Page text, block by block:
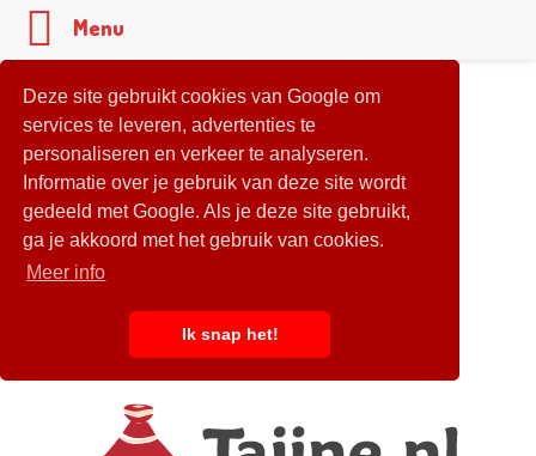
Deze site gebruikt cookies van Google om
services te leveren, advertenties te
personaliseren en verkeer te analyseren.
Informatie over je gebruik van deze site wordt
gedeeld met Google. Als je deze site gebruikt,
ga je akkoord met het gebruik van cookies.
Meer info
Ik snap het!
Menu